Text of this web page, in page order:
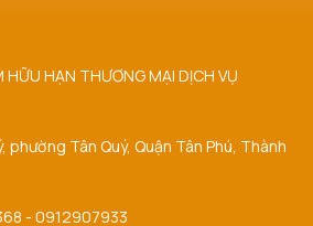
sản phẩm Nước Hoa Hồng
08/08/2026
đã mua sản phẩm Son
HỮU HẠN THƯƠNG MẠI DỊCH VỤ
phường Tân Quý, Quận Tân Phú, Thành
- 0912907933